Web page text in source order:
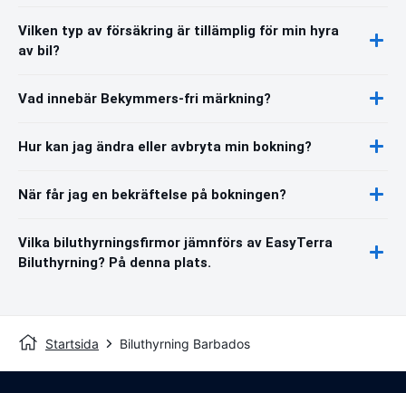
Vilken typ av försäkring är tillämplig för min hyra
av bil?
Vad innebär Bekymmers-fri märkning?
Hur kan jag ändra eller avbryta min bokning?
När får jag en bekräftelse på bokningen?
Vilka biluthyrningsfirmor jämnförs av EasyTerra
Biluthyrning? På denna plats.
Startsida Biluthyrning Barbados